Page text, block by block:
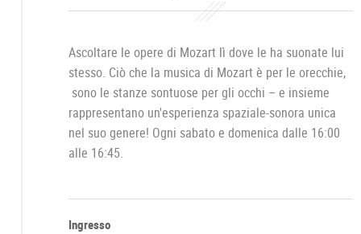
Ascoltare le opere di Mozart lì dove le ha suonate lui
stesso. Ciò che la musica di Mozart è per le orecchie,
sono le stanze sontuose per gli occhi – e insieme
rappresentano un'esperienza spaziale-sonora unica
nel suo genere! Ogni sabato e domenica dalle 16:00
alle 16:45.
Ingresso